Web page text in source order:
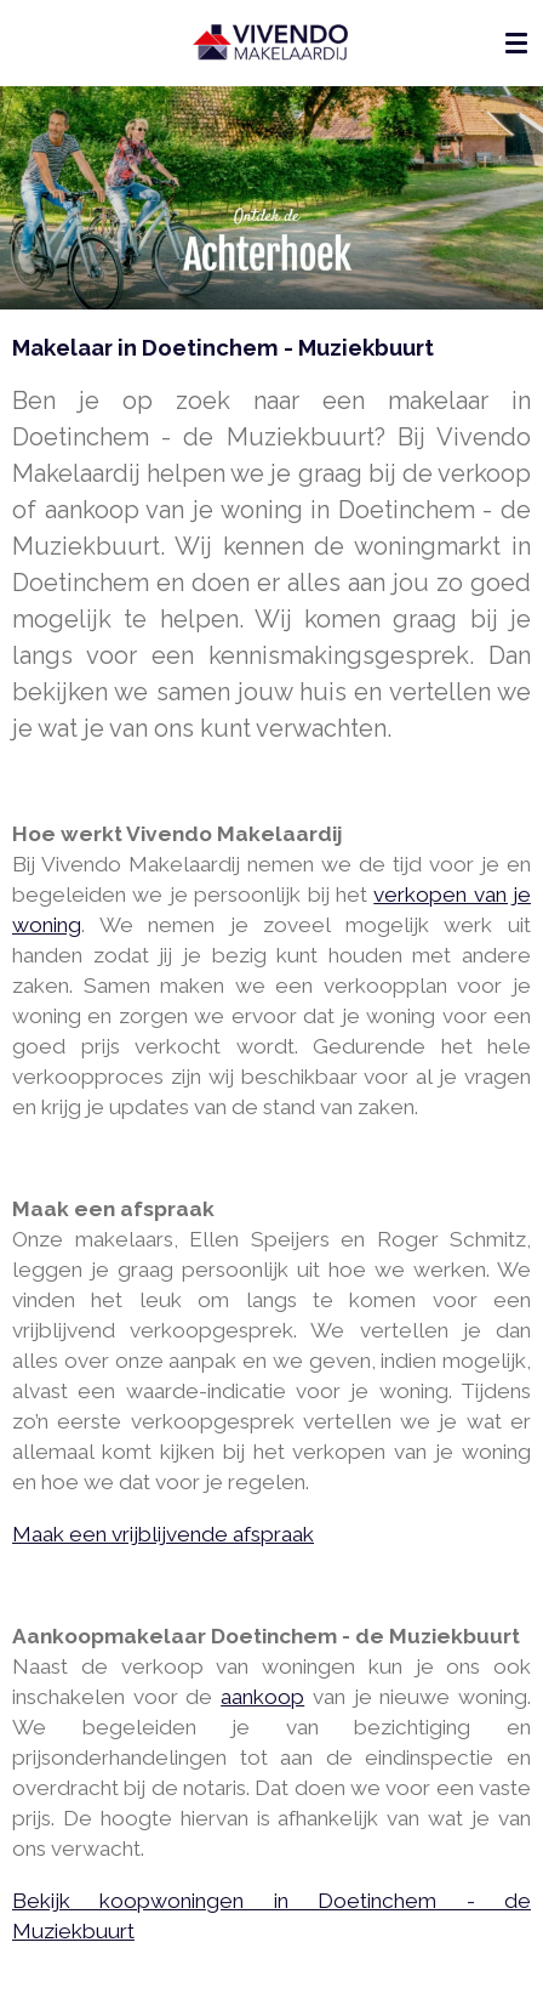
naar
de
hoofdinhoud
Makelaar in Doetinchem - Muziekbuurt
Ben je op zoek naar een makelaar in
Doetinchem - de Muziekbuurt? Bij Vivendo
Makelaardij helpen we je graag bij de verkoop
of aankoop van je woning in Doetinchem - de
Muziekbuurt. Wij kennen de woningmarkt in
Doetinchem en doen er alles aan jou zo goed
mogelijk te helpen. Wij komen graag bij je
langs voor een kennismakingsgesprek. Dan
bekijken we samen jouw huis en vertellen we
je wat je van ons kunt verwachten.
Hoe werkt Vivendo Makelaardij
Bij Vivendo Makelaardij nemen we de tijd voor je en
begeleiden we je persoonlijk bij het verkopen van je
woning. We nemen je zoveel mogelijk werk uit
handen zodat jij je bezig kunt houden met andere
zaken. Samen maken we een verkoopplan voor je
woning en zorgen we ervoor dat je woning voor een
goed prijs verkocht wordt. Gedurende het hele
verkoopproces zijn wij beschikbaar voor al je vragen
en krijg je updates van de stand van zaken.
Maak een afspraak
Onze makelaars, Ellen Speijers en Roger Schmitz,
leggen je graag persoonlijk uit hoe we werken. We
vinden het leuk om langs te komen voor een
vrijblijvend verkoopgesprek. We vertellen je dan
alles over onze aanpak en we geven, indien mogelijk,
alvast een waarde-indicatie voor je woning. Tijdens
zo’n eerste verkoopgesprek vertellen we je wat er
allemaal komt kijken bij het verkopen van je woning
en hoe we dat voor je regelen.
Maak een vrijblijvende afspraak
Aankoopmakelaar Doetinchem - de Muziekbuurt
Naast de verkoop van woningen kun je ons ook
inschakelen voor deaankoop van je nieuwe woning.
We begeleiden je van bezichtiging en
prijsonderhandelingen tot aan de eindinspectie en
overdracht bij de notaris. Dat doen we voor een vaste
prijs. De hoogte hiervan is afhankelijk van wat je van
ons verwacht.
Bekijk koopwoningen in Doetinchem - de
Muziekbuurt